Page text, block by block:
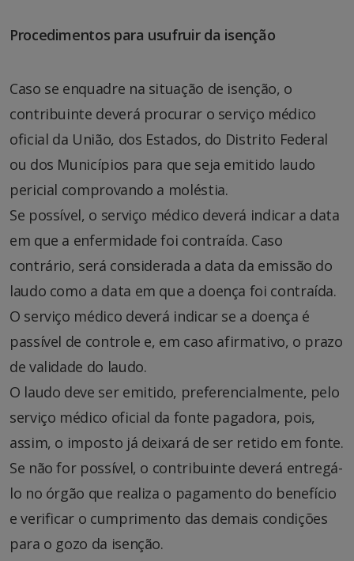
Procedimentos para usufruir da isenção
Caso se enquadre na situação de isenção, o
contribuinte deverá procurar o serviço médico
oficial da União, dos Estados, do Distrito Federal
ou dos Municípios para que seja emitido laudo
pericial comprovando a moléstia.
Se possível, o serviço médico deverá indicar a data
em que a enfermidade foi contraída. Caso
contrário, será considerada a data da emissão do
laudo como a data em que a doença foi contraída.
O serviço médico deverá indicar se a doença é
passível de controle e, em caso afirmativo, o prazo
de validade do laudo.
O laudo deve ser emitido, preferencialmente, pelo
serviço médico oficial da fonte pagadora, pois,
assim, o imposto já deixará de ser retido em fonte.
Se não for possível, o contribuinte deverá entregá-
lo no órgão que realiza o pagamento do benefício
e verificar o cumprimento das demais condições
para o gozo da isenção.